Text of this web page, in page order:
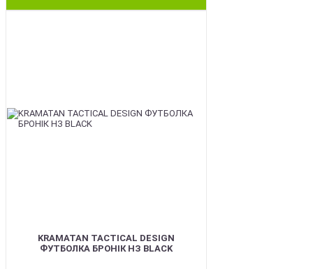
KRAMATAN TACTICAL DESIGN
ФУТБОЛКА БРОНІК НЗ BLACK